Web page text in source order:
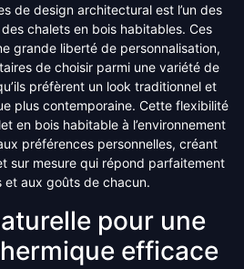
de design architectural est l’un des
chalets en bois habitables. Ces
grande liberté de personnalisation,
de choisir parmi une variété de
préfèrent un look traditionnel et
plus contemporaine. Cette flexibilité
en bois habitable à l’environnement
préférences personnelles, créant
sur mesure qui répond parfaitement
et aux goûts de chacun.
pour une
efficace